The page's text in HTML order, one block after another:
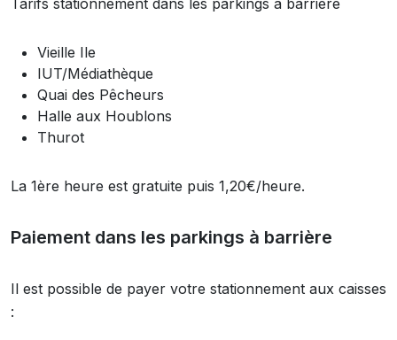
Tarifs stationnement dans les parkings à barrière
Vieille Ile
IUT/Médiathèque
Quai des Pêcheurs
Halle aux Houblons
Thurot
La 1ère heure est gratuite puis 1,20€/heure.
Paiement dans les parkings à barrière
Il est possible de payer votre stationnement aux caisses
: